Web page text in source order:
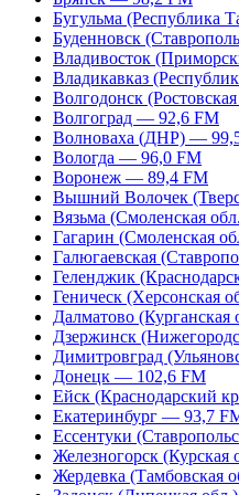
Бугульма (Республика
Буденновск
Владивосток
Владикавказ
Волгодонск
Волгоград — 92,6 FM
Волноваха (ДНР) —
Вологда — 96,0 FM
Воронеж — 89,4 FM
Вышний Волочек
Вязьма (Смоленская
Гагарин (Смоленская
Галюгаевская
Геленджик
Геническ (Херсонская
Далматово
Дзержинск
Димитровград
Донецк — 102,6 FM
Ейск (Краснодарский
Екатеринбург — 93,7
Ессентуки
Железногорск
Жердевка (Тамбовская